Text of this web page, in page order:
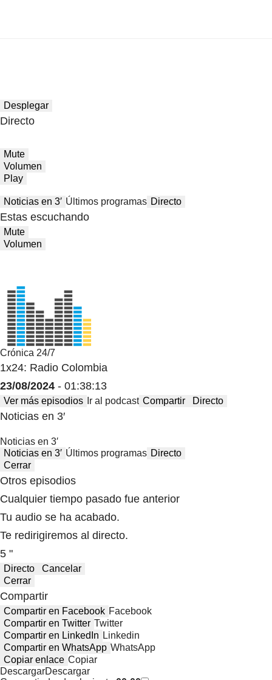
Desplegar
Directo
Mute
Volumen
Play
Noticias en 3′ Últimos programas Directo
Estas escuchando
Mute
Volumen
Crónica 24/7
1x24: Radio Colombia
23/08/2024 - 01:38:13
Ver más episodios Ir al podcast Compartir Directo
Noticias en 3′
Noticias en 3′
Noticias en 3′ Últimos programas Directo
Cerrar
Otros episodios
Cualquier tiempo pasado fue anterior
Tu audio se ha acabado.
Te redirigiremos al directo.
5 "
Directo
Cancelar
Cerrar
Compartir
Compartir en Facebook Facebook
Compartir en Twitter Twitter
Compartir en LinkedIn Linkedin
Compartir en WhatsApp WhatsApp
Copiar enlace Copiar
DescargarDescargar